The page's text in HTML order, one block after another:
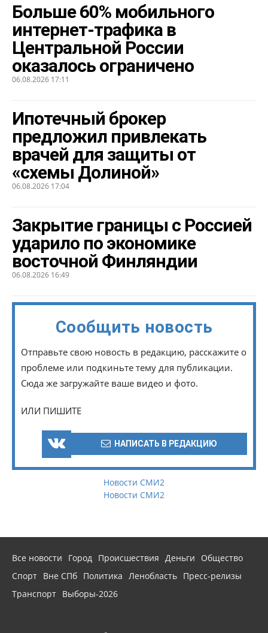
Больше 60% мобильного
интернет-трафика в
Центральной России
оказалось ограничено
06.08.2026 17:11
Ипотечный брокер
предложил привлекать
врачей для защиты от
«схемы Долиной»
06.08.2026 17:04
Закрытие границы с Россией
ударило по экономике
восточной Финляндии
06.08.2026 16:49
Сообщить новость
Отправьте свою новость в редакцию, расскажите о
проблеме или подкиньте тему для публикации.
Сюда же загружайте ваше видео и фото.
ИЛИ ПИШИТЕ
НАПИСАТЬ В РЕДАКЦИЮ
Новости СМИ2
Новости СМИ2
Все новости Город Происшествия Деньги
Общество
Спорт Вне СПб Политика Ленобласть Пресс-релизы
Транспорт Выборы-2026